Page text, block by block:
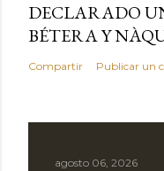
DECLARADO
BÉTERA Y
Compartir Publicar un
agosto 06, 2026